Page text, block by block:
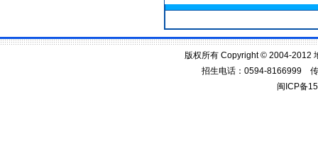
版权所有 Copyright © 2004-2012
招生电话：0594-8166999
闽ICP备